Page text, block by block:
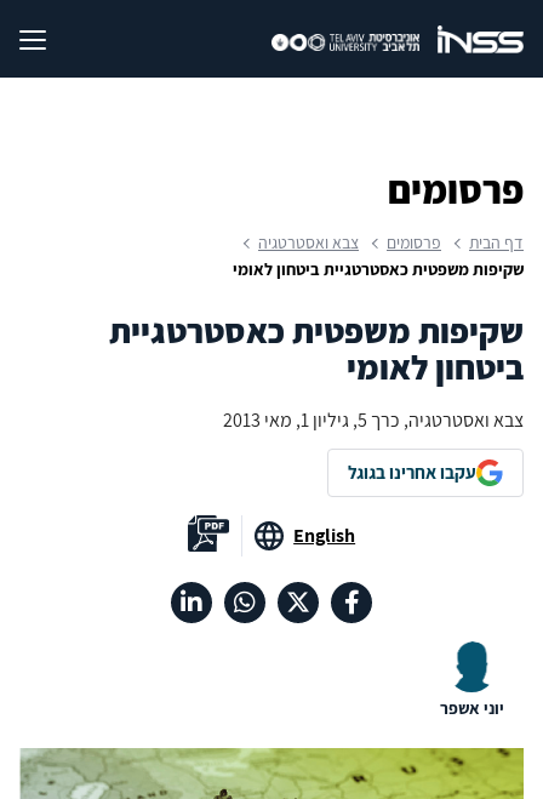
פרסומים
דף הבית פרסומים
צבא ואסטרטגיה
שקיפות משפטית כאסטרטגיית ביטחון לאומי
שקיפות משפטית כאסטרטגיית
ביטחון לאומי
צבא ואסטרטגיה, כרך 5, גיליון 1, מאי 2013
עקבו אחרינו בגוגל
English
יוני אשפר